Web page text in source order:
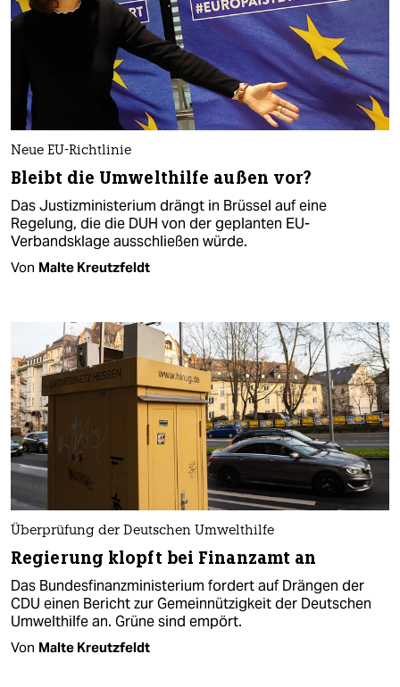
Neue EU-Richtlinie
Bleibt die Umwelthilfe außen vor?
Das Justizministerium drängt in Brüssel auf eine
Regelung, die die DUH von der geplanten EU-
Verbandsklage ausschließen würde.
Von Malte Kreutzfeldt
Überprüfung der Deutschen Umwelthilfe
Regierung klopft bei Finanzamt an
Das Bundesfinanzministerium fordert auf Drängen der
CDU einen Bericht zur Gemeinnützigkeit der Deutschen
Umwelthilfe an. Grüne sind empört.
Von Malte Kreutzfeldt